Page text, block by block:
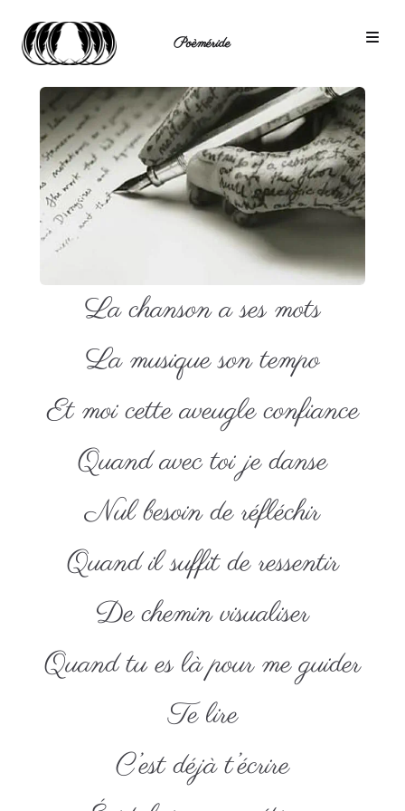
Poèméride
La chanson a ses mots
La musique son tempo
Et moi cette aveugle confiance
Quand avec toi je danse
Nul besoin de réfléchir
Quand il suffit de ressentir
De chemin visualiser
Quand tu es là pour me guider
Te lire
C’est déjà t’écrire